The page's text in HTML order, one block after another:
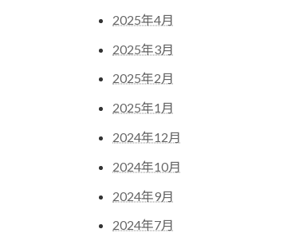
2025年4月
2025年3月
2025年2月
2025年1月
2024年12月
2024年10月
2024年9月
2024年7月